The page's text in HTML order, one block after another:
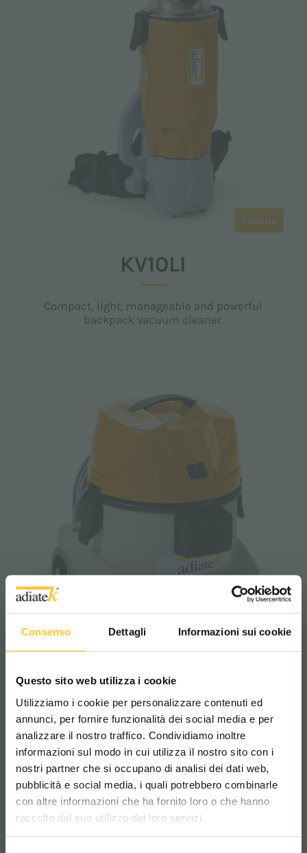
Consenso Dettagli Informazioni sui cookie
Questo sito web utilizza i cookie
Utilizziamo i cookie per personalizzare contenuti ed
annunci, per fornire funzionalità dei social media e per
analizzare il nostro traffico. Condividiamo inoltre
informazioni sul modo in cui utilizza il nostro sito con i
nostri partner che si occupano di analisi dei dati web,
pubblicità e social media, i quali potrebbero combinarle
con altre informazioni che ha fornito loro o che hanno
raccolto dal suo utilizzo dei loro servizi.
Proline
KV10LI
Compact, light, manageable and powerful
backpack vacuum cleaner.
Proline
KV15
Professional Dry Vacuum Cleaner: it is
available with polypropylene 15 liters tank.
Scegli il paese in cui ti trovi e la tua
lingua per una migliore esperienza di
navigazione